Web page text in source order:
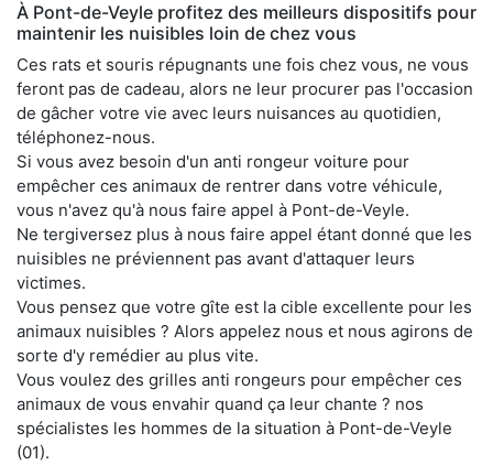
À Pont-de-Veyle profitez des meilleurs dispositifs pour
maintenir les nuisibles loin de chez vous
Ces rats et souris répugnants une fois chez vous, ne vous
feront pas de cadeau, alors ne leur procurer pas l'occasion
de gâcher votre vie avec leurs nuisances au quotidien,
téléphonez-nous.
Si vous avez besoin d'un anti rongeur voiture pour
empêcher ces animaux de rentrer dans votre véhicule,
vous n'avez qu'à nous faire appel à Pont-de-Veyle.
Ne tergiversez plus à nous faire appel étant donné que les
nuisibles ne préviennent pas avant d'attaquer leurs
victimes.
Vous pensez que votre gîte est la cible excellente pour les
animaux nuisibles ? Alors appelez nous et nous agirons de
sorte d'y remédier au plus vite.
Vous voulez des grilles anti rongeurs pour empêcher ces
animaux de vous envahir quand ça leur chante ? nos
spécialistes les hommes de la situation à Pont-de-Veyle
(01).